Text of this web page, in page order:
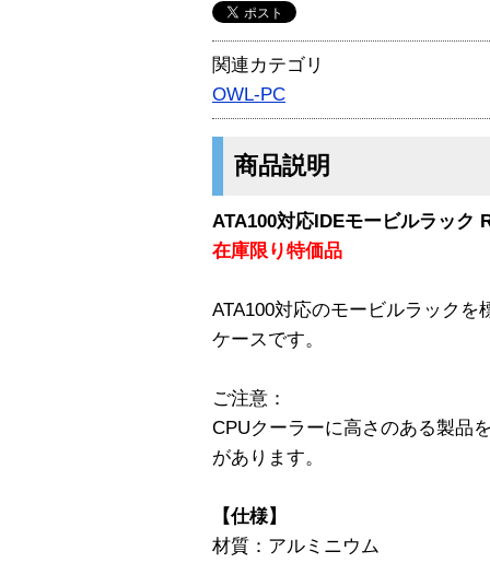
関連カテゴリ
OWL-PC
商品説明
ATA100対応IDEモービルラック
在庫限り特価品
ATA100対応のモービルラックを
ケースです。
ご注意：
CPUクーラーに高さのある製品
があります。
【仕様】
材質：アルミニウム